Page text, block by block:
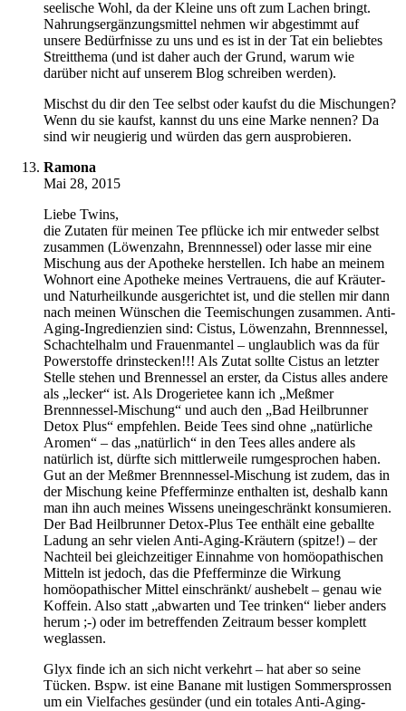
seelische Wohl, da der Kleine uns oft zum Lachen bringt.
Nahrungsergänzungsmittel nehmen wir abgestimmt auf
unsere Bedürfnisse zu uns und es ist in der Tat ein beliebtes
Streitthema (und ist daher auch der Grund, warum wie
darüber nicht auf unserem Blog schreiben werden).
Mischst du dir den Tee selbst oder kaufst du die Mischungen?
Wenn du sie kaufst, kannst du uns eine Marke nennen? Da
sind wir neugierig und würden das gern ausprobieren.
Ramona
Mai 28, 2015
Liebe Twins,
die Zutaten für meinen Tee pflücke ich mir entweder selbst
zusammen (Löwenzahn, Brennnessel) oder lasse mir eine
Mischung aus der Apotheke herstellen. Ich habe an meinem
Wohnort eine Apotheke meines Vertrauens, die auf Kräuter-
und Naturheilkunde ausgerichtet ist, und die stellen mir dann
nach meinen Wünschen die Teemischungen zusammen. Anti-
Aging-Ingredienzien sind: Cistus, Löwenzahn, Brennnessel,
Schachtelhalm und Frauenmantel – unglaublich was da für
Powerstoffe drinstecken!!! Als Zutat sollte Cistus an letzter
Stelle stehen und Brennessel an erster, da Cistus alles andere
als „lecker“ ist. Als Drogerietee kann ich „Meßmer
Brennnessel-Mischung“ und auch den „Bad Heilbrunner
Detox Plus“ empfehlen. Beide Tees sind ohne „natürliche
Aromen“ – das „natürlich“ in den Tees alles andere als
natürlich ist, dürfte sich mittlerweile rumgesprochen haben.
Gut an der Meßmer Brennnessel-Mischung ist zudem, das in
der Mischung keine Pfefferminze enthalten ist, deshalb kann
man ihn auch meines Wissens uneingeschränkt konsumieren.
Der Bad Heilbrunner Detox-Plus Tee enthält eine geballte
Ladung an sehr vielen Anti-Aging-Kräutern (spitze!) – der
Nachteil bei gleichzeitiger Einnahme von homöopathischen
Mitteln ist jedoch, das die Pfefferminze die Wirkung
homöopathischer Mittel einschränkt/ aushebelt – genau wie
Koffein. Also statt „abwarten und Tee trinken“ lieber anders
herum ;-) oder im betreffenden Zeitraum besser komplett
weglassen.
Glyx finde ich an sich nicht verkehrt – hat aber so seine
Tücken. Bspw. ist eine Banane mit lustigen Sommersprossen
um ein Vielfaches gesünder (und ein totales Anti-Aging-